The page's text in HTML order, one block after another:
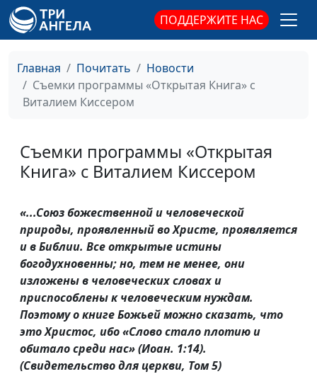
ПОДДЕРЖИТЕ НАС
Главная Почитать
Новости
Съемки программы «Открытая Книга» с
Виталием Киссером
Съемки программы «Открытая
Книга» с Виталием Киссером
«...Союз божественной и человеческой
природы, проявленный во Христе, проявляется
и в Библии. Все открытые истины
богодухновенны; но, тем не менее, они
изложены в человеческих словах и
приспособлены к человеческим нуждам.
Поэтому о книге Божьей можно сказать, что
это Христос, ибо «Слово стало плотию и
обитало среди нас» (Иоан. 1:14).
(Свидетельство для церкви, Том 5)